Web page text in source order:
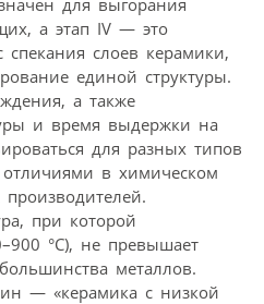
а этап IV — это
спекания слоев керамики,
единой структуры.
а также
и время выдержки на
для разных типов
в химическом
при которой
°C), не превышает
металлов.
— «керамика с низкой